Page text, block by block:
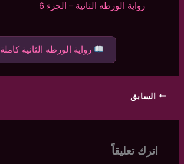
رواية الورطه الثانية – الجزء 6
رواية الورطه الثانية كاملة
السابق
اترك تعليقاً